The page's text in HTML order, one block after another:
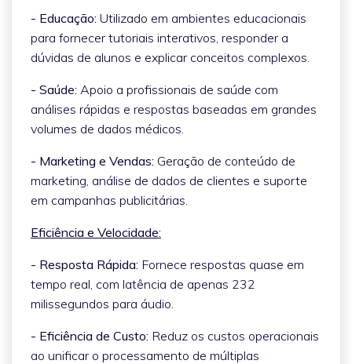
- Educação: Utilizado em ambientes educacionais
para fornecer tutoriais interativos, responder a
dúvidas de alunos e explicar conceitos complexos.
- Saúde: Apoio a profissionais de saúde com
análises rápidas e respostas baseadas em grandes
volumes de dados médicos.
- Marketing e Vendas: Geração de conteúdo de
marketing, análise de dados de clientes e suporte
em campanhas publicitárias.
Eficiência e Velocidade:
- Resposta Rápida: Fornece respostas quase em
tempo real, com latência de apenas 232
milissegundos para áudio.
- Eficiência de Custo: Reduz os custos operacionais
ao unificar o processamento de múltiplas